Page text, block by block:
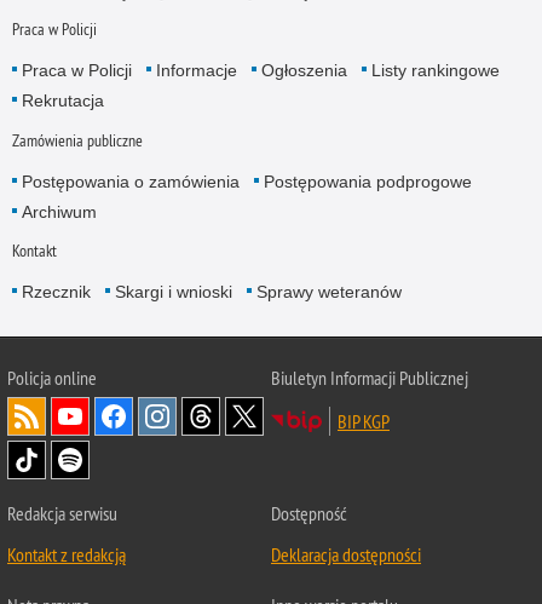
Praca w Policji
Praca w Policji Informacje Ogłoszenia
Listy rankingowe
Rekrutacja
Zamówienia publiczne
Postępowania o zamówienia
Postępowania podprogowe
Archiwum
Kontakt
Rzecznik Skargi i wnioski Sprawy weteranów
Policjaonline
Biuletyn Informacji Publicznej
BIP KGP
Redakcja serwisu
Kontakt z redakcją
Dostępność
Deklaracja dostępności